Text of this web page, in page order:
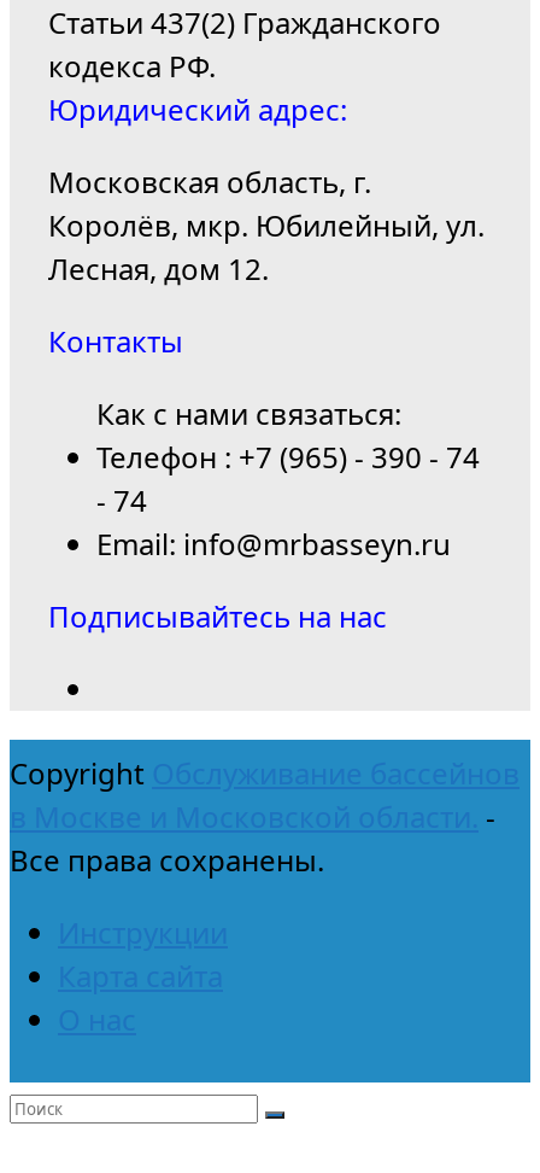
Статьи 437(2) Гражданского
кодекса РФ.
Юридический адрес:
Московская область, г.
Королёв, мкр. Юбилейный, ул.
Лесная, дом 12.
Контакты
Как с нами связаться:
Телефон : +7 (965) - 390 - 74
- 74
Email: info@mrbasseyn.ru
Подписывайтесь на нас
Copyright Обслуживание бассейнов
в Москве и Московской области. -
Все права сохранены.
Инструкции
Карта сайта
О нас